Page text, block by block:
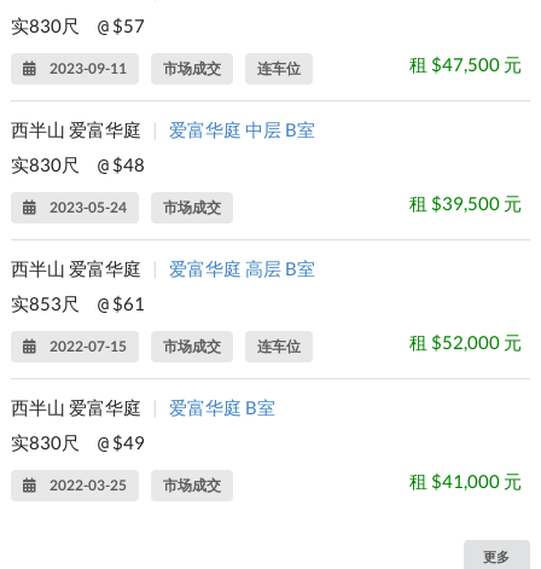
实830尺
@ $57
2023-09-11 市场成交 连车位 租 $47,500 元
西半山 爱富华庭 |
爱富华庭 中层 B室
实830尺
@ $48
2023-05-24 市场成交 租 $39,500 元
西半山 爱富华庭 |
爱富华庭 高层 B室
实853尺
@ $61
2022-07-15 市场成交 连车位 租 $52,000 元
西半山 爱富华庭 |
爱富华庭 B室
实830尺
@ $49
2022-03-25 市场成交 租 $41,000 元
更多